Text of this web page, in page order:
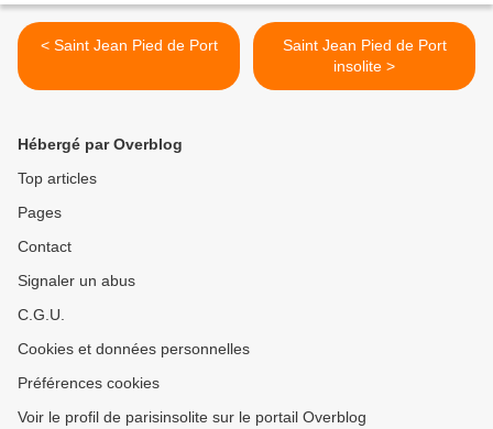
< Saint Jean Pied de Port
Saint Jean Pied de Port
insolite >
Hébergé par Overblog
Top articles
Pages
Contact
Signaler un abus
C.G.U.
Cookies et données personnelles
Préférences cookies
Voir le profil de parisinsolite sur le portail Overblog